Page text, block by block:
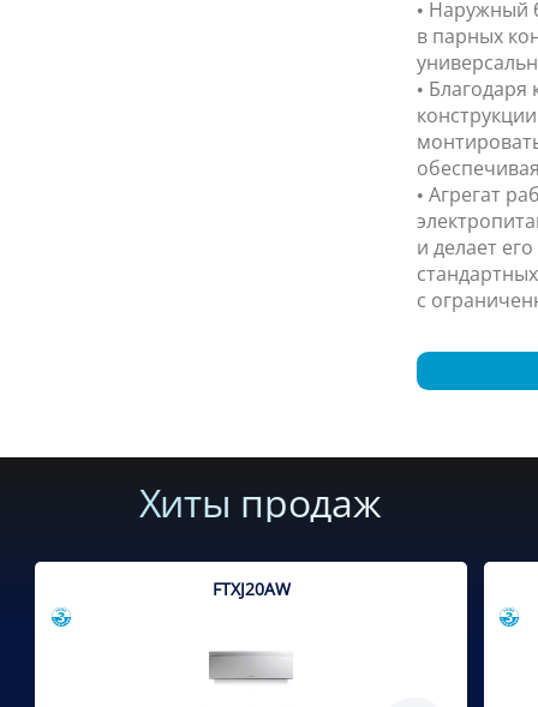
• Наружный
в парных
•
• Агрегат
и делает
с
Хиты продаж
FTXJ20AW